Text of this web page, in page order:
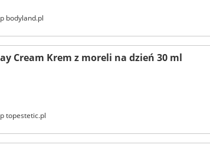
bodyland.pl
Cream Krem z moreli na dzień 30 ml
topestetic.pl